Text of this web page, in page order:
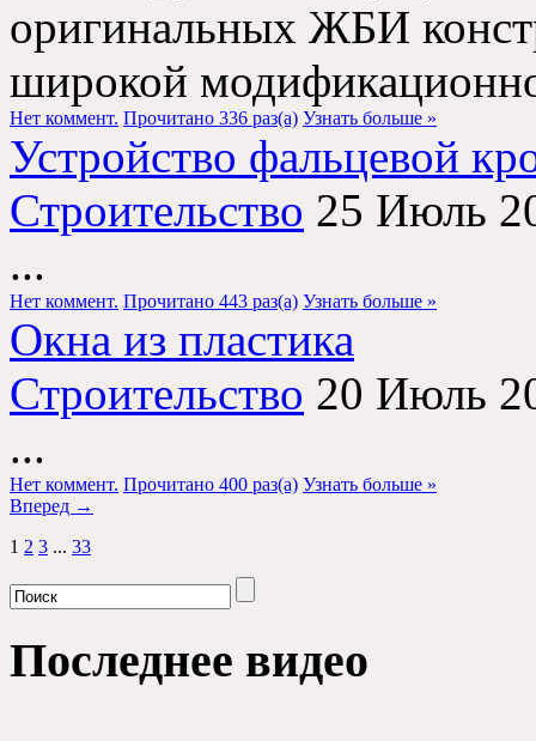
оригинальных ЖБИ
широкой
Нет коммент. Прочитано 336 раз(a) Узнать больше »
Устройство фальцевой
Строительство 25 Июль
...
Нет коммент. Прочитано 443 раз(a) Узнать больше »
Окна из пластика
Строительство 20 Июль
...
Нет коммент. Прочитано 400 раз(a) Узнать больше »
Вперед →
1 2 3 ... 33
Последнее видео